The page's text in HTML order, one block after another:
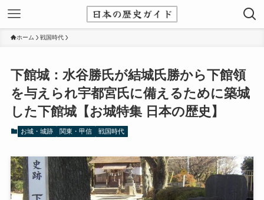
ホーム 戦国時代
下館城：水谷勝氏が結城氏勝から下館領
を与えられ宇都宮氏に備えるために築城
した下館城【お城特集 日本の歴史】
お城・城跡 関東・甲信 戦国時代